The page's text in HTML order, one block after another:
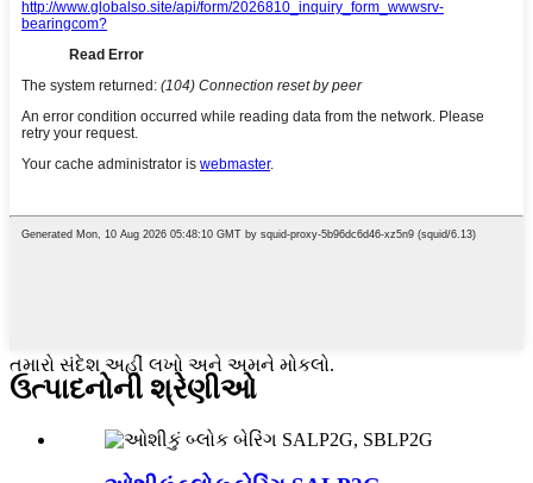
તમારો સંદેશ અહીં લખો અને અમને મોકલો.
ઉત્પાદનોની શ્રેણીઓ